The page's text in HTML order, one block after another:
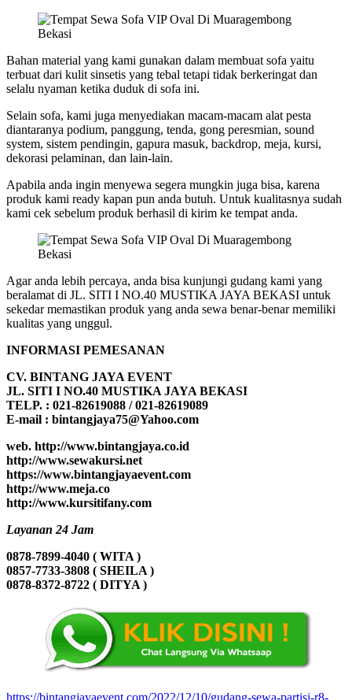
Bahan material yang kami gunakan dalam membuat sofa yaitu
terbuat dari kulit sinsetis yang tebal tetapi tidak berkeringat dan
selalu nyaman ketika duduk di sofa ini.
Selain sofa, kami juga menyediakan macam-macam alat pesta
diantaranya podium, panggung, tenda, gong peresmian, sound
system, sistem pendingin, gapura masuk, backdrop, meja, kursi,
dekorasi pelaminan, dan lain-lain.
Apabila anda ingin menyewa segera mungkin juga bisa, karena
produk kami ready kapan pun anda butuh. Untuk kualitasnya sudah
kami cek sebelum produk berhasil di kirim ke tempat anda.
Agar anda lebih percaya, anda bisa kunjungi gudang kami yang
beralamat di JL. SITI I NO.40 MUSTIKA JAYA BEKASI untuk
sekedar memastikan produk yang anda sewa benar-benar memiliki
kualitas yang unggul.
INFORMASI PEMESANAN
CV. BINTANG JAYA EVENT
JL. SITI I NO.40 MUSTIKA JAYA BEKASI
TELP. : 021-82619088 / 021-82619089
E-mail : bintangjaya75@Yahoo.com
web. http://www.bintangjaya.co.id
http://www.sewakursi.net
https://www.bintangjayaevent.com
http://www.meja.co
http://www.kursitifany.com
Layanan 24 Jam
0878-7899-4040 ( WITA )
0857-7733-3808 ( SHEILA )
0878-8372-8722 ( DITYA )
https://bintangjayaevent.com/2022/12/10/gudang-sewa-partisi-r8-